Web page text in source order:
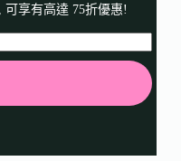
享有高達 75折優惠!